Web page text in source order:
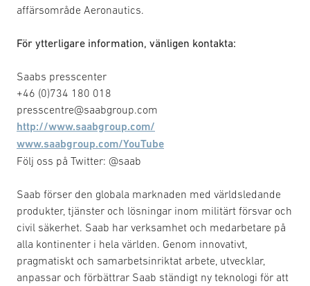
affärsområde Aeronautics.
För ytterligare information, vänligen kontakta:
Saabs presscenter
+46 (0)734 180 018
presscentre@saabgroup.com
http://www.saabgroup.com/
www.saabgroup.com/YouTube
Följ oss på Twitter: @saab
Saab förser den globala marknaden med världsledande
produkter, tjänster och lösningar inom militärt försvar och
civil säkerhet. Saab har verksamhet och medarbetare på
alla kontinenter i hela världen. Genom innovativt,
pragmatiskt och samarbetsinriktat arbete, utvecklar,
anpassar och förbättrar Saab ständigt ny teknologi för att